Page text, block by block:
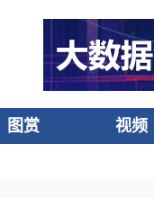
图赏 视频